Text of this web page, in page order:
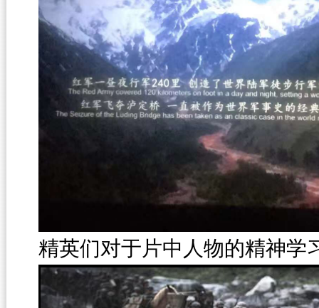
精英们对于片中人物的精神学